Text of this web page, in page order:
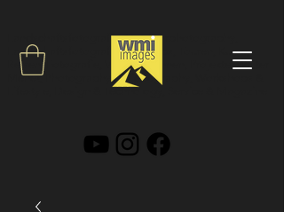
Landschaftsfotografie, Outdoorphotography,
Landschaftsfotograf, Workshops, Touren, Kurse,
Reisen, Fotografie, Video, Drohnen, Projekte, Walter
Menet,
Photography & Videography, Workshops &
Lifestyle, Design & Technology, Service & Magazine